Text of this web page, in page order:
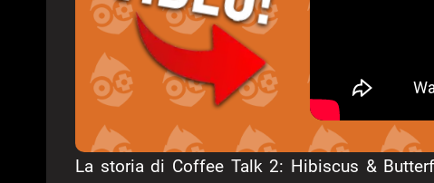
La storia di Coffee Talk 2: Hibiscus &